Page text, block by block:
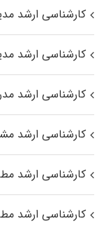
کارشناسی ارشد
کارشناسی ارشد
کارشناسی ارشد
کارشناسی ارشد
کارشناسی ارشد
کارشناسی ارشد